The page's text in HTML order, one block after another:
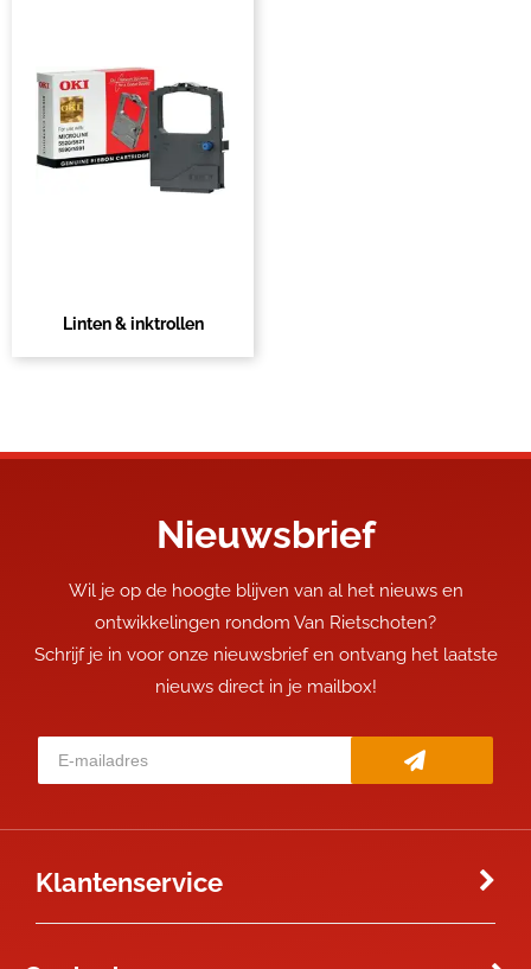
Linten & inktrollen
Nieuwsbrief
Wil je op de hoogte blijven van al het nieuws en
ontwikkelingen rondom Van Rietschoten?
Schrijf je in voor onze nieuwsbrief en ontvang het laatste
nieuws direct in je mailbox!
Klantenservice